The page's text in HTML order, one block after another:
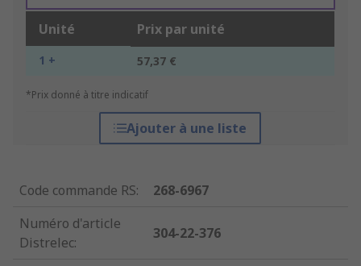
Unité Prix par unité
1 + 57,37 €
*Prix donné à titre indicatif
Ajouter à une liste
Code commande RS:
268-6967
Numéro d'article
Distrelec:
304-22-376